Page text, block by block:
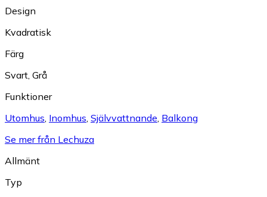
Design
Kvadratisk
Färg
Svart, Grå
Funktioner
Utomhus, Inomhus, Självvattnande, Balkong
Se mer från Lechuza
Allmänt
Typ